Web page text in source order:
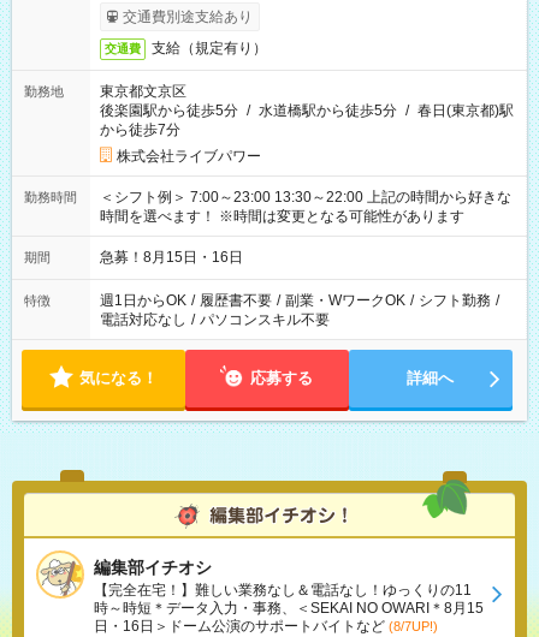
交通費別途支給あり
交通費 支給（規定有り）
勤務地
東京都文京区
後楽園駅から徒歩5分 / 水道橋駅から徒歩5分 / 春日(東京都)駅
から徒歩7分
株式会社ライブパワー
勤務時間
＜シフト例＞ 7:00～23:00 13:30～22:00 上記の時間から好きな
時間を選べます！ ※時間は変更となる可能性があります
期間 急募！8月15日・16日
特徴 週1日からOK / 履歴書不要 / 副業・WワークOK / シフト勤務 /
電話対応なし / パソコンスキル不要
気になる！ 応募する 詳細へ
編集部イチオシ
【完全在宅！】難しい業務なし＆電話なし！ゆっくりの11
時～時短＊データ入力・事務、＜SEKAI NO OWARI＊8月15
日・16日＞ドーム公演のサポートバイトなど (8/7UP!)